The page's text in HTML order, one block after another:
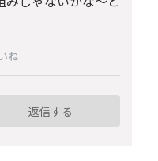
ね
返信する